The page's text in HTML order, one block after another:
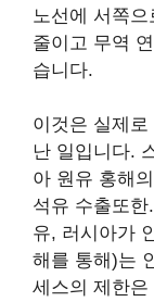
노선에 서쪽
줄이고 무역
습니다.
이것은 실제
난 일입니다.
아 원유 홍해
석유 수출또한
유, 러시아가
해를 통해)는
세스의 제한